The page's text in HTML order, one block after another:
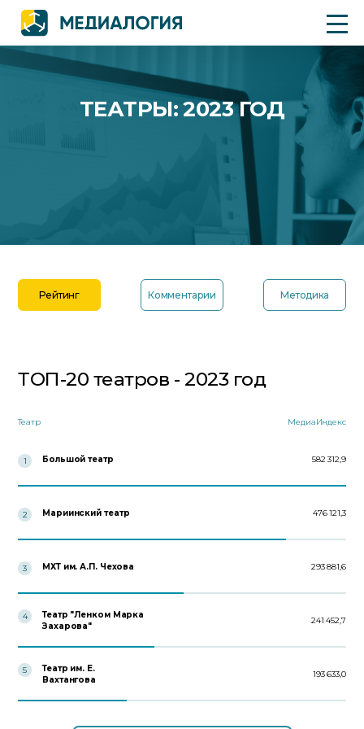
ТЕАТРЫ: 2023 ГОД
Рейтинг Комментарии Методика
ТОП-20 театров - 2023 год
Театр МедиаИндекс
1 Большой театр 582 312,9
2 Мариинский театр 476 121,3
3 МХТ им. А.П. Чехова 293 881,6
4
Театр "Ленком Марка
Захарова"
241 452,7
5
Театр им. Е.
Вахтангова
193 633,0